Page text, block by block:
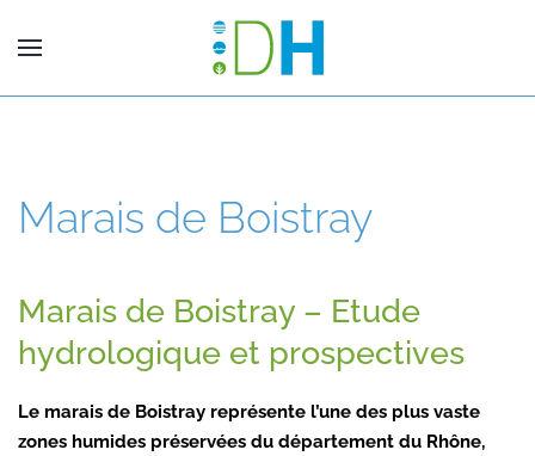
Marais de Boistray
Marais de Boistray – Etude
hydrologique et prospectives
Le marais de Boistray représente l’une des plus vaste
zones humides préservées du département du Rhône,